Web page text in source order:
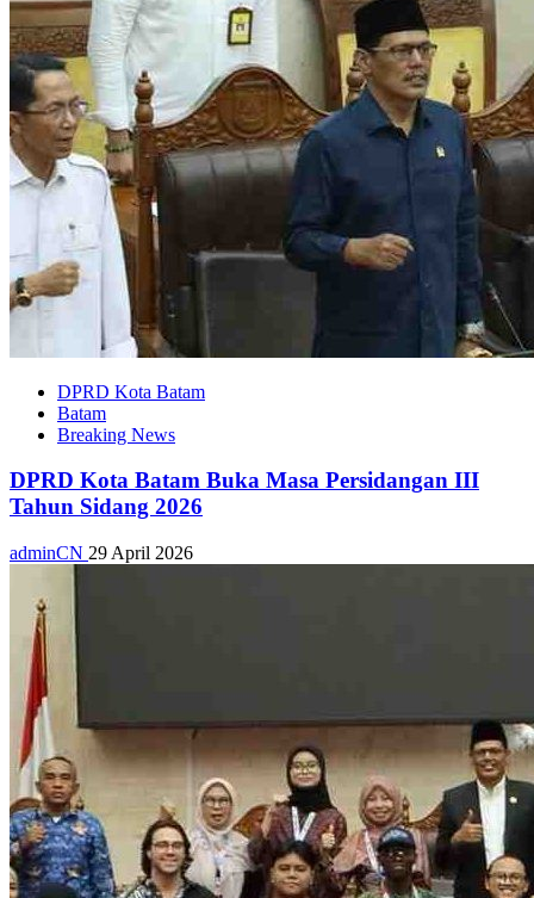
DPRD Kota Batam
Batam
Breaking News
DPRD Kota Batam Buka Masa Persidangan III
Tahun Sidang 2026
adminCN 29 April 2026